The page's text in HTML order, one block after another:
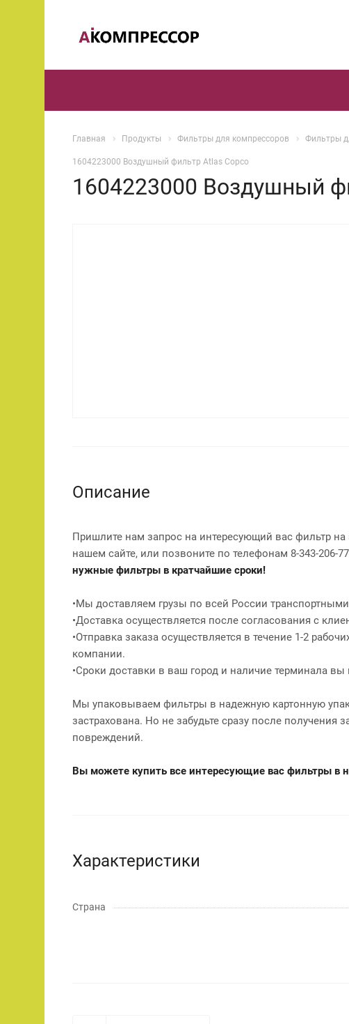
Главная Продукты Фильтры для компрессоров Фильтры
1604223000 Воздушный фильтр Atlas Copco
1604223000 Воздушный
Описание
Пришлите нам запрос на интересующий вас фильтр на
нашем сайте, или позвоните по телефонам 8-343-206-
нужные фильтры в кратчайшие сроки!
•Мы доставляем грузы по всей России
•Доставка осуществляется после согласования с
•Отправка заказа осуществляется в течение 1-2
компании.
•Сроки доставки в ваш город и наличие терминала
Мы упаковываем фильтры в надежную картонную
застрахована. Но не забудьте сразу после получения
повреждений.
Вы можете купить все интересующие вас фильтры в
Характеристики
Страна